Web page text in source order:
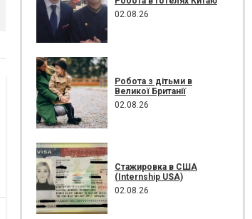
(Кірха Святої Катерини)
02.08.26
Робота з дітьми в
Великої Британії
02.08.26
Стажировка в США
(Internship USA)
02.08.26